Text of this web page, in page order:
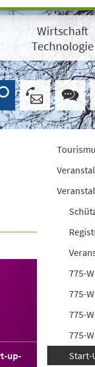
Wirtschaft
Technologie
up-
775-
775-
775-
775-
Start-